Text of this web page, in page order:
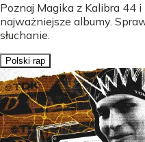
Poznaj Magika z Kalibra 44
najważniejsze albumy.
słuchanie.
Polski rap